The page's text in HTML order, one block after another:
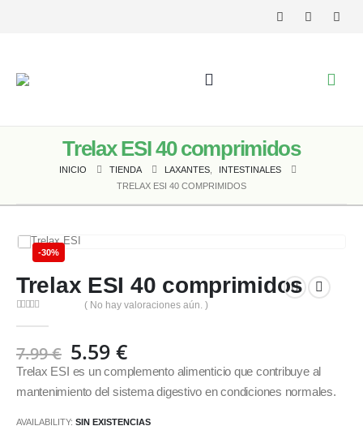
Trelax ESI 40 comprimidos
INICIO TIENDA LAXANTES
INTESTINALES
TRELAX ESI 40 COMPRIMIDOS
-30%
Trelax ESI 40 comprimidos
( No hay valoraciones aún. )
7.99€ El
precio
original
era:
5.59€
precio
actual
es:
Trelax ESI es un complemento alimenticio que contribuye al
mantenimiento del sistema digestivo en condiciones normales.
AVAILABILITY: SIN EXISTENCIAS